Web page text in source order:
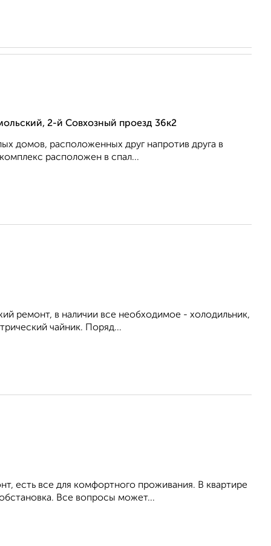
2-й Совхозный проезд 36к2
домов, расположенных друг напротив друга в
расположен в спал...
ремонт, в наличии все необходимое - холодильник,
чайник. Поряд...
есть все для комфортного проживания. В квартире
Все вопросы может...